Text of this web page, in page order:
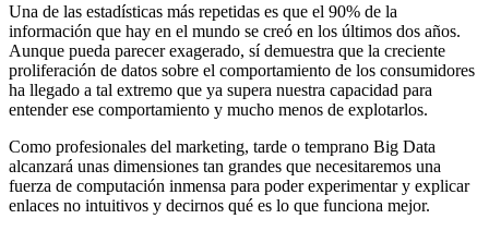
Una de las estadísticas más repetidas es que el 90% de la
información que hay en el mundo se creó en los últimos dos años.
Aunque pueda parecer exagerado, sí demuestra que la creciente
proliferación de datos sobre el comportamiento de los consumidores
ha llegado a tal extremo que ya supera nuestra capacidad para
entender ese comportamiento y mucho menos de explotarlos.
Como profesionales del marketing, tarde o temprano Big Data
alcanzará unas dimensiones tan grandes que necesitaremos una
fuerza de computación inmensa para poder experimentar y explicar
enlaces no intuitivos y decirnos qué es lo que funciona mejor.